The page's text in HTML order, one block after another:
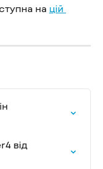
на цій
від